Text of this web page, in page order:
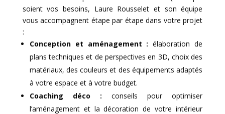
soient vos besoins, Laure Rousselet et son équipe
vous accompagnent étape par étape dans votre projet
:
Conception et aménagement :élaboration de
plans techniques et de perspectives en 3D, choix des
matériaux, des couleurs et des équipements adaptés
à votre espace et à votre budget.
Coaching déco :conseils pour optimiser
l’aménagement et la décoration de votre intérieur